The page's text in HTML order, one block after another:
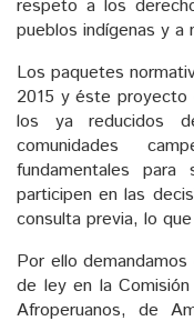
respeto a los
pueblos indígenas y a
Los paquetes
2015 y éste proyecto
los ya reducidos
comunidades
fundamentales
participen en las
consulta previa, lo
Por ello
de ley en la
Afroperuanos, de